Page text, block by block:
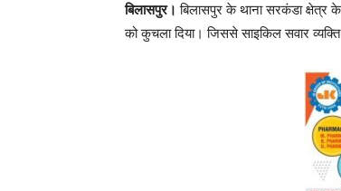
बिलासपुर। बिलासपुर के थाना सरकंडा क्षेत्र
को कुचला दिया। जिससे साइकिल सवार